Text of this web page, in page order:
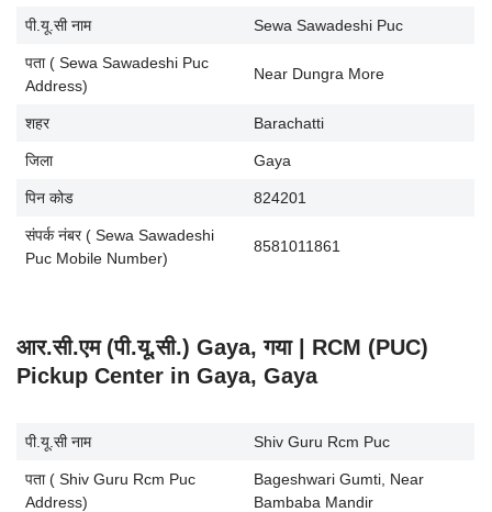
पी.यू.सी नाम Sewa Sawadeshi Puc
पता ( Sewa Sawadeshi Puc
Address)
Near Dungra More
शहर Barachatti
जिला Gaya
पिन कोड 824201
संपर्क नंबर ( Sewa Sawadeshi
Puc Mobile Number)
8581011861
आर.सी.एम (पी.यू.सी.) Gaya, गया | RCM (PUC)
Pickup Center in Gaya, Gaya
पी.यू.सी नाम Shiv Guru Rcm Puc
पता ( Shiv Guru Rcm Puc
Address)
Bageshwari Gumti, Near
Bambaba Mandir